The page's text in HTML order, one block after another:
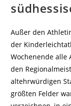
Außer den
der
Wochenende alle
den
altehrwürdigen
größten Felder